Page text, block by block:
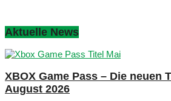
Aktuelle News
XBOX Game Pass – Die neuen
August 2026